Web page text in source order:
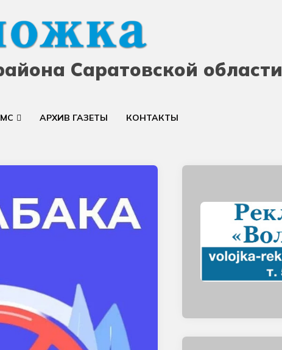
Саратовской области
АРХИВ ГАЗЕТЫ КОНТАКТЫ